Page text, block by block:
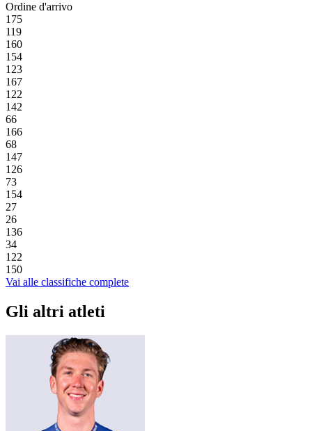
Ordine d'arrivo
175
119
160
154
123
167
122
142
66
166
68
147
126
73
154
27
26
136
34
122
150
Vai alle classifiche complete
Gli altri atleti